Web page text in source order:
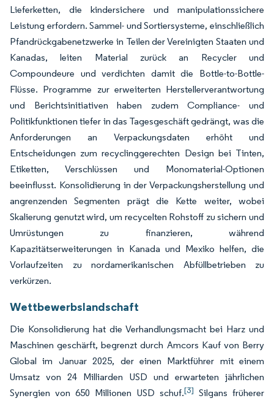
Lieferketten, die kindersichere und manipulationssichere
Leistung erfordern. Sammel- und Sortiersysteme, einschließlich
Pfandrückgabenetzwerke in Teilen der Vereinigten Staaten und
Kanadas, leiten Material zurück an Recycler und
Compoundeure und verdichten damit die Bottle-to-Bottle-
Flüsse. Programme zur erweiterten Herstellerverantwortung
und Berichtsinitiativen haben zudem Compliance- und
Politikfunktionen tiefer in das Tagesgeschäft gedrängt, was die
Anforderungen an Verpackungsdaten erhöht und
Entscheidungen zum recyclinggerechten Design bei Tinten,
Etiketten, Verschlüssen und Monomaterial-Optionen
beeinflusst. Konsolidierung in der Verpackungsherstellung und
angrenzenden Segmenten prägt die Kette weiter, wobei
Skalierung genutzt wird, um recycelten Rohstoff zu sichern und
Umrüstungen zu finanzieren, während
Kapazitätserweiterungen in Kanada und Mexiko helfen, die
Vorlaufzeiten zu nordamerikanischen Abfüllbetrieben zu
verkürzen.
Wettbewerbslandschaft
Die Konsolidierung hat die Verhandlungsmacht bei Harz und
Maschinen geschärft, begrenzt durch Amcors Kauf von Berry
Global im Januar 2025, der einen Marktführer mit einem
Umsatz von 24 Milliarden USD und erwarteten jährlichen
Synergien von 650 Millionen USD schuf.[3] Silgans früherer